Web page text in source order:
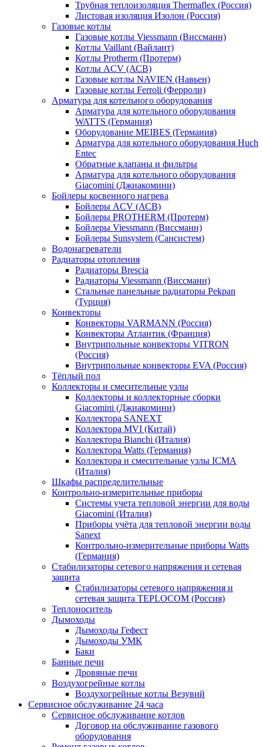
Трубная теплоизоляция Thermaflex (Россия)
Листовая изоляция Изолон (Россия)
Газовые котлы
Газовые котлы Viessmann (Виссманн)
Котлы Vaillant (Вайлант)
Котлы Protherm (Протерм)
Котлы ACV (АСВ)
Газовые котлы NAVIEN (Навьен)
Газовые котлы Ferroli (Ферроли)
Арматура для котельного оборудования
Арматура для котельного оборудования
WATTS (Германия)
Оборудование MEIBES (Германия)
Арматура для котельного оборудования Huch
Entec
Обратные клапаны и фильтры
Арматура для котельного оборудования
Giacomini (Джиакомини)
Бойлеры косвенного нагрева
Бойлеры ACV (АСВ)
Бойлеры PROTHERM (Протерм)
Бойлеры Viessmann (Виссманн)
Бойлеры Sunsystem (Сансистем)
Водонагреватели
Радиаторы отопления
Радиаторы Brescia
Радиаторы Viessmann (Виссманн)
Стальные панельные радиаторы Pekpan
(Турция)
Конвекторы
Конвекторы VARMANN (Россия)
Конвекторы Атлантик (Франция)
Внутрипольные конвекторы VITRON
(Россия)
Внутрипольные конвекторы EVA (Россия)
Тёплый пол
Коллекторы и смесительные узлы
Коллекторы и коллекторные сборки
Giacomini (Джиакомини)
Коллектора SANEXT
Коллектора MVI (Китай)
Коллектора Bianchi (Италия)
Коллектора Watts (Германия)
Коллектора и смесительные узлы ICMA
(Италия)
Шкафы распределительные
Контрольно-измерительные приборы
Системы учета тепловой энергии для воды
Giacomini (Италия)
Приборы учёта для тепловой энергии воды
Sanext
Контрольно-измерительные приборы Watts
(Германия)
Стабилизаторы сетевого напряжения и сетевая
защита
Стабилизаторы сетевого напряжения и
сетевая защита TEPLOCOM (Россия)
Теплоноситель
Дымоходы
Дымоходы Гефест
Дымоходы УМК
Баки
Банные печи
Дровяные печи
Воздухогрейные котлы
Воздухогрейные котлы Везувий
Сервисное обслуживание 24 часа
Сервисное обслуживание котлов
Договор на обслуживание газового
оборудования